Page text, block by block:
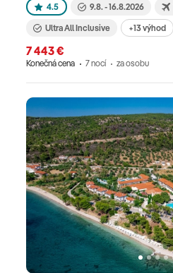
4.5 9.8. - 16.8.2026
Ultra All Inclusive +13 výhod
7 443 €
Konečná cena 7 nocí za osobu